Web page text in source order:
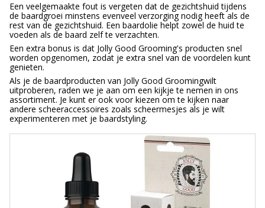
Een veelgemaakte fout is vergeten dat de gezichtshuid tijdens
de baardgroei minstens evenveel verzorging nodig heeft als de
rest van de gezichtshuid. Een baardolie helpt zowel de huid te
voeden als de baard zelf te verzachten.
Een extra bonus is dat Jolly Good Grooming's producten snel
worden opgenomen, zodat je extra snel van de voordelen kunt
genieten.
Als je de baardproducten van Jolly Good Groomingwilt
uitproberen, raden we je aan om een kijkje te nemen in ons
assortiment. Je kunt er ook voor kiezen om te kijken naar
andere scheeraccessoires zoals scheermesjes als je wilt
experimenteren met je baardstyling.